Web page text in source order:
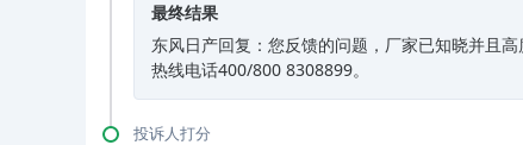
最终结果
东风日产回复：您反馈的问题，厂家已知晓并且
热线电话400/800 8308899。
投诉人打分